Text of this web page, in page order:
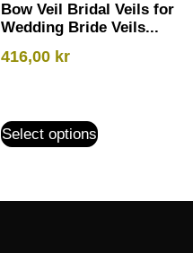
Bow Veil Bridal Veils for
Wedding Bride Veils...
416,00 kr
Select options